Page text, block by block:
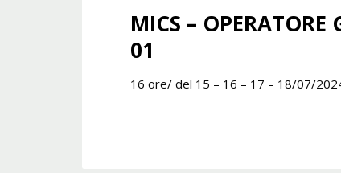
MICS –
01
16 ore/ del 15 – 16 – 17 – 18/07/